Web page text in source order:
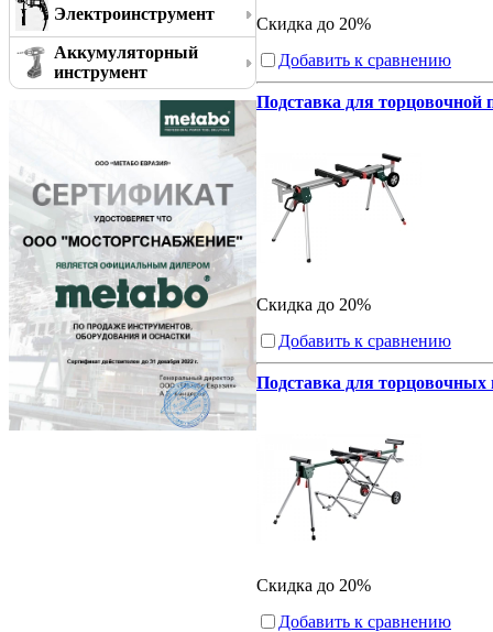
Электроинструмент
Аккумуляторный
инструмент
Скидка до 20%
Добавить к сравнению
Подставка для торцовочной
Скидка до 20%
Добавить к сравнению
Подставка для торцовочных
Скидка до 20%
Добавить к сравнению